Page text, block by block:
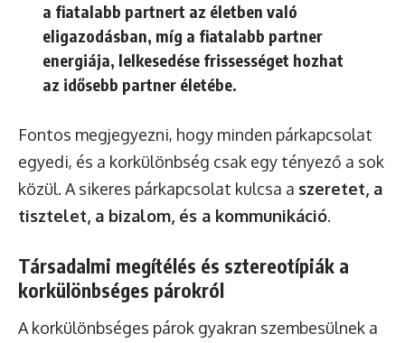
a fiatalabb partnert az életben való
eligazodásban, míg a fiatalabb partner
energiája, lelkesedése frissességet hozhat
az idősebb partner életébe.
Fontos megjegyezni, hogy minden párkapcsolat
egyedi, és a korkülönbség csak egy tényező a sok
közül. A sikeres párkapcsolat kulcsa a szeretet, a
tisztelet, a bizalom, és a kommunikáció.
Társadalmi megítélés és sztereotípiák a
korkülönbséges párokról
A korkülönbséges párok gyakran szembesülnek a